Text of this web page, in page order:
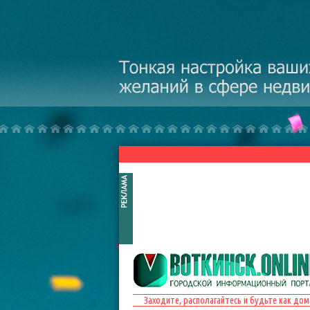
Заходите, располагайтесь и будьте как